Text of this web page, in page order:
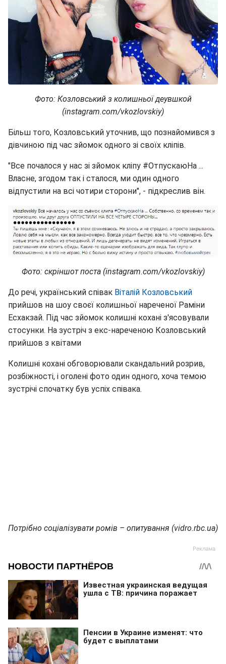
Фото: Козловський з колишньої деувшкой
(instagram.com/vkozlovskiy)
Більш того, Козловський уточнив, що познайомився з
дівчиною під час зйомок одного зі своїх кліпів.
"Все почалося у нас зі зйомок кліпу #ОтпускаюНа ...
Власне, згодом так і сталося, ми один одного
відпустили на всі чотири сторони", - підкреслив він.
Фото: скріншот поста (instagram.com/vkozlovskiy)
До речі, український співак Віталій Козловський
прийшов на шоу своєї колишньої нареченої Раміни
Есхакзай. Під час зйомок колишні кохані з'ясовували
стосунки. На зустріч з екс-нареченою Козловський
прийшов з квітами
Колишні кохані обговорювали скандальний розрив,
розбіжності, і оголені фото один одного, хоча темою
зустрічі спочатку був успіх співака.
Потрібно соціалізувати ромів – опитування (vidro.rbc.ua)